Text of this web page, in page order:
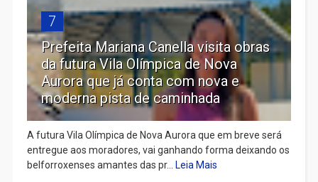
7
Prefeita Mariana Canella visita obras
da futura Vila Olímpica de Nova
Aurora que já conta com nova e
moderna pista de caminhada
A futura Vila Olímpica de Nova Aurora que em breve será
entregue aos moradores, vai ganhando forma deixando os
belforroxenses amantes das pr...
Leia Mais